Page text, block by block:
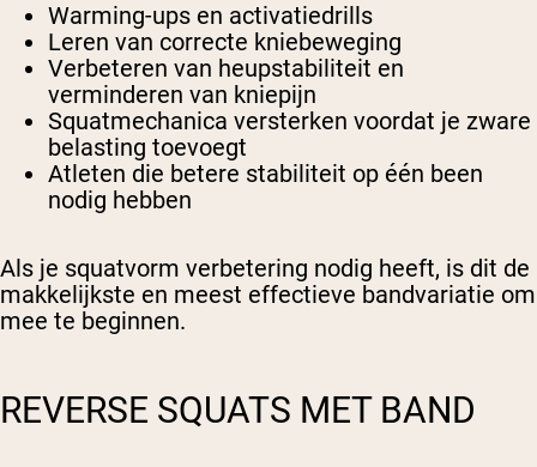
Warming-ups en activatiedrills
Leren van correcte kniebeweging
Verbeteren van heupstabiliteit en
verminderen van kniepijn
Squatmechanica versterken voordat je zware
belasting toevoegt
Atleten die betere stabiliteit op één been
nodig hebben
Als je squatvorm verbetering nodig heeft, is dit de
makkelijkste en meest effectieve bandvariatie om
mee te beginnen.
REVERSE SQUATS MET BAND